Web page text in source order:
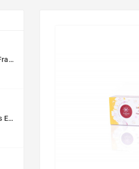
Coran (Arabe/Français) - Grand Format 17x25 - Couverture Daim - Pages Dorées
L'éducation Des Enfants Selon Les Principes Du Prophète Sws